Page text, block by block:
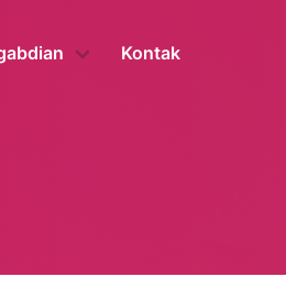
Kontak